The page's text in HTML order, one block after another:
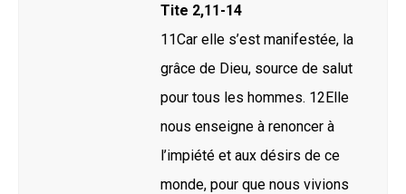
Tite 2,11-14
11Car elle s’est manifestée, la
grâce de Dieu, source de salut
pour tous les hommes. 12Elle
nous enseigne à renoncer à
l’impiété et aux désirs de ce
monde, pour que nous vivions